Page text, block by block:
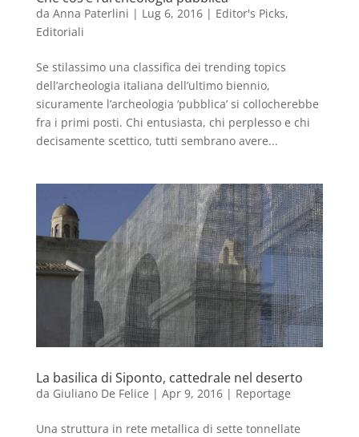
da Anna Paterlini | Lug 6, 2016| Editor's Picks,
Editoriali
Se stilassimo una classifica dei trending topics
dell’archeologia italiana dell’ultimo biennio,
sicuramente l’archeologia ‘pubblica’ si collocherebbe
fra i primi posti. Chi entusiasta, chi perplesso e chi
decisamente scettico, tutti sembrano avere...
La basilica di Siponto, cattedrale nel deserto
da Giuliano De Felice | Apr 9, 2016| Reportage
​Una struttura in rete metallica di sette tonnellate